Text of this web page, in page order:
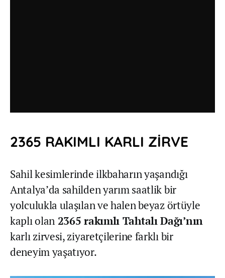
2365 RAKIMLI KARLI ZİRVE
Sahil kesimlerinde ilkbaharın yaşandığı
Antalya’da sahilden yarım saatlik bir
yolculukla ulaşılan ve halen beyaz örtüyle
kaplı olan 2365 rakımlı Tahtalı Dağı’nın
karlı zirvesi, ziyaretçilerine farklı bir
deneyim yaşatıyor.